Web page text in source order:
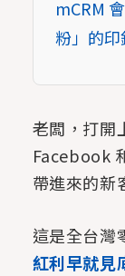
mCRM
粉」的印
老闆，打開
Facebook
帶進來的新
這是全台灣
紅利早就見